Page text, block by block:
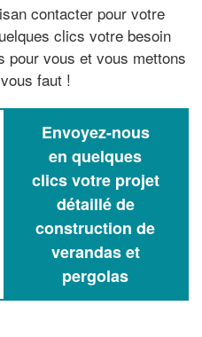
contacter pour votre
clics votre besoin
pour vous et vous mettons
faut !
Envoyez-nous
en quelques
clics votre projet
détaillé de
construction de
verandas et
pergolas